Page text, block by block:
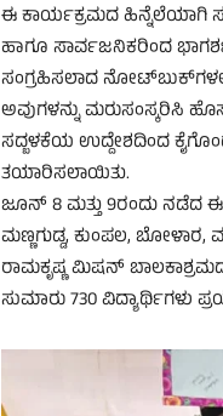
ಈ ಕಾರ್ಯಕ್ರಮದ ಹಿನ್ನೆಲೆಯಾಗಿ
ಹಾಗೂ ಸಾರ್ವಜನಿಕರಿಂದ
ಸಂಗ್ರಹಿಸಲಾದ
ಅವುಗಳನ್ನು ಮರುಸಂಸ್ಕರಿಸಿ
ಸದ್ಬಳಕೆಯ ಉದ್ದೇಶದಿಂದ
ತಯಾರಿಸಲಾಯಿತು.
ಜೂನ್ 8 ಮತ್ತು 9ರಂದು ನಡೆದ
ಮಣ್ಣಗುಡ್ಡ, ಕುಂಪಲ,
ರಾಮಕೃಷ್ಣ ಮಿಷನ್
ಸುಮಾರು 730 ವಿದ್ಯಾರ್ಥಿಗಳು